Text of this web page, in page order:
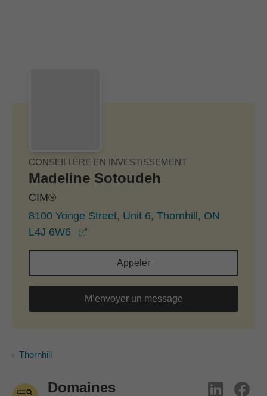
CONSEILLÈRE EN INVESTISSEMENT
Madeline Sotoudeh
CIM®
8100 Yonge Street, Unit 6, Thornhill, ON
L4J 6W6
Appeler
M’envoyer un message
Thornhill
Domaines